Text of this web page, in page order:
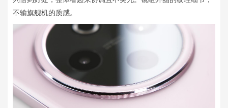
不输旗舰机的质感。